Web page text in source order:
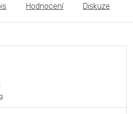
Hodnocení Diskuze